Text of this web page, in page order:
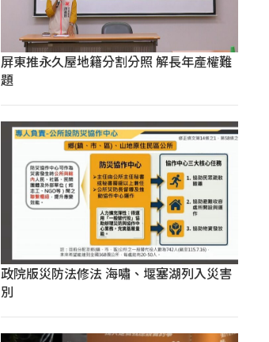
屏東推永久屋地籍分割分照 解長年產權難
題
政院版災防法修法 海嘯、堰塞湖列入災害
別